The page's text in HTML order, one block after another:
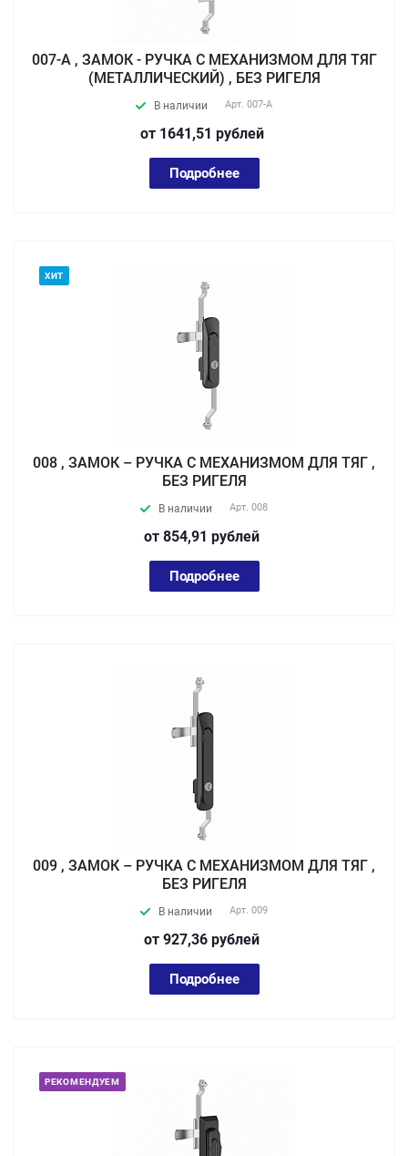
007-А , ЗАМОК - РУЧКА С МЕХАНИЗМОМ ДЛЯ ТЯГ
(МЕТАЛЛИЧЕСКИЙ) , БЕЗ РИГЕЛЯ
В наличии Арт. 007-А
от 1641,51 рублей
Подробнее
ХИТ
008 , ЗАМОК – РУЧКА С МЕХАНИЗМОМ ДЛЯ ТЯГ ,
БЕЗ РИГЕЛЯ
В наличии Арт. 008
от 854,91 рублей
Подробнее
009 , ЗАМОК – РУЧКА С МЕХАНИЗМОМ ДЛЯ ТЯГ ,
БЕЗ РИГЕЛЯ
В наличии Арт. 009
от 927,36 рублей
Подробнее
РЕКОМЕНДУЕМ